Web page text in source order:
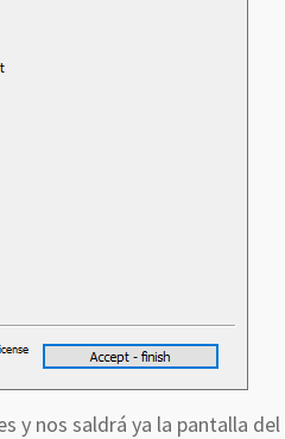
y nos saldrá ya la pantalla